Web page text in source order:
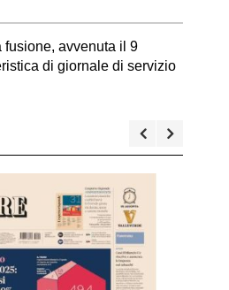
fusione, avvenuta il 9
di giornale di servizio